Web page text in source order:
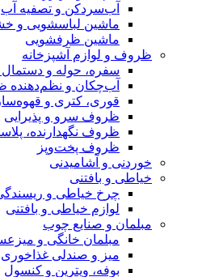
آب‌سردکن و تصفیه آب
ماشین لباسشویی و
ماشین ظرفشویی
ظروف و لوازم آشپزخانه
سفره، حوله و دستمال
آب‌چکان و نظم‌دهنده
قوری، کتری و
ظروف سرو و پذیرایی
ظروف نگهدارنده،
ظروف پخت‌وپز
خوردنی و آشامیدنی
خیاطی و بافتنی
چرخ خیاطی و ریسندگی
لوازم خیاطی و بافتنی
مبلمان و صنایع چوب
مبلمان خانگی و
میز و صندلی غذاخوری
بوفه، ویترین و کنسول